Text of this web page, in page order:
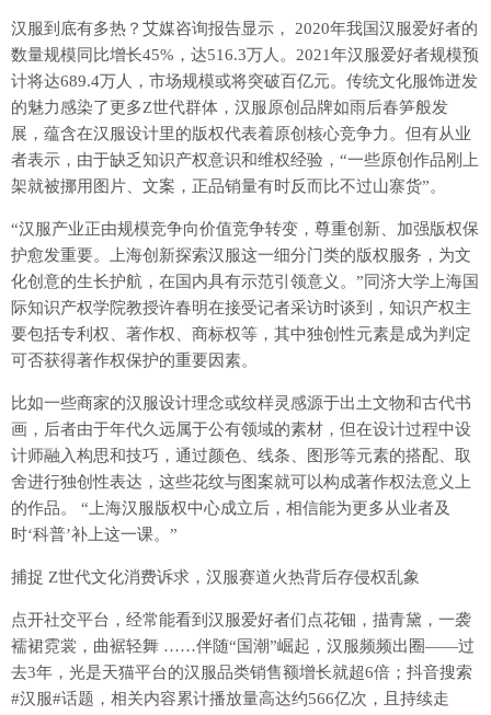
汉服到底有多热？艾媒咨询报告显示， 2020年我国汉服爱好者的
数量规模同比增长45%，达516.3万人。2021年汉服爱好者规模预
计将达689.4万人，市场规模或将突破百亿元。传统文化服饰迸发
的魅力感染了更多Z世代群体，汉服原创品牌如雨后春笋般发
展，蕴含在汉服设计里的版权代表着原创核心竞争力。但有从业
者表示，由于缺乏知识产权意识和维权经验，“一些原创作品刚上
架就被挪用图片、文案，正品销量有时反而比不过山寨货”。
“汉服产业正由规模竞争向价值竞争转变，尊重创新、加强版权保
护愈发重要。上海创新探索汉服这一细分门类的版权服务，为文
化创意的生长护航，在国内具有示范引领意义。”同济大学上海国
际知识产权学院教授许春明在接受记者采访时谈到，知识产权主
要包括专利权、著作权、商标权等，其中独创性元素是成为判定
可否获得著作权保护的重要因素。
比如一些商家的汉服设计理念或纹样灵感源于出土文物和古代书
画，后者由于年代久远属于公有领域的素材，但在设计过程中设
计师融入构思和技巧，通过颜色、线条、图形等元素的搭配、取
舍进行独创性表达，这些花纹与图案就可以构成著作权法意义上
的作品。 “上海汉服版权中心成立后，相信能为更多从业者及
时‘科普’补上这一课。”
捕捉 Z世代文化消费诉求，汉服赛道火热背后存侵权乱象
点开社交平台，经常能看到汉服爱好者们点花钿，描青黛，一袭
襦裙霓裳，曲裾轻舞 ……伴随“国潮”崛起，汉服频频出圈——过
去3年，光是天猫平台的汉服品类销售额增长就超6倍；抖音搜索
#汉服#话题，相关内容累计播放量高达约566亿次，且持续走